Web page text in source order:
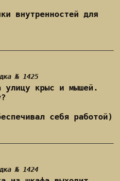
внутренностей для
№ 1425
улицу крыс и мышей.
себя работой)
№ 1424